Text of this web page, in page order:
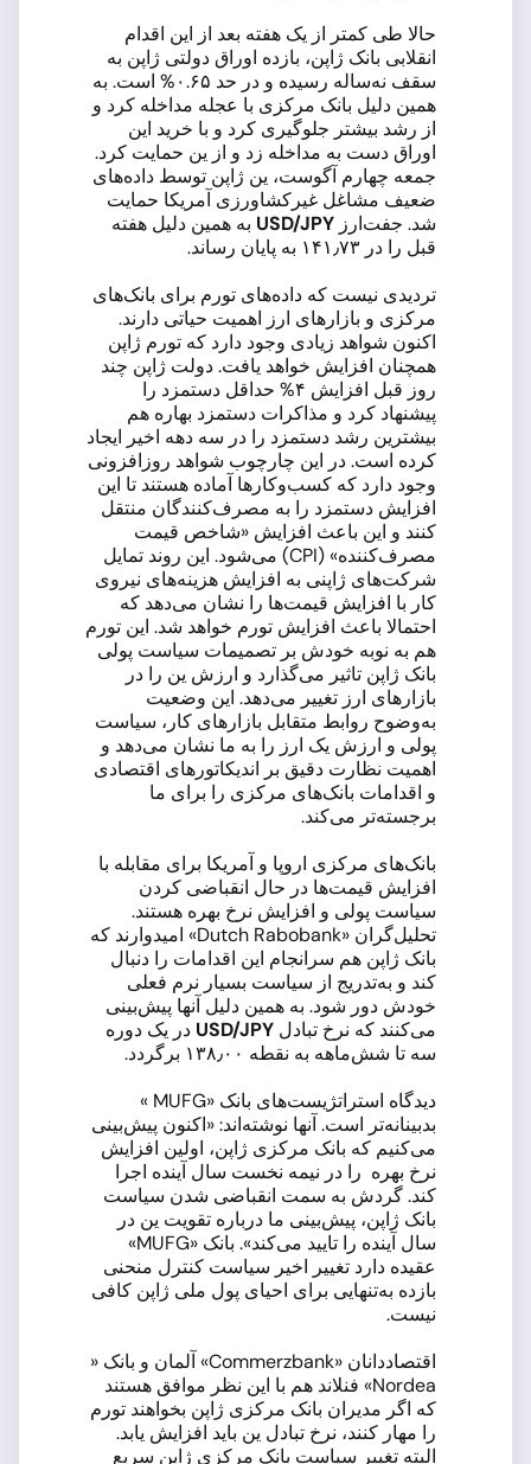
حالا طی کمتر از یک هفته بعد از این اقدام
انقلابی بانک ژاپن، بازده اوراق دولتی ژاپن به
سقف نه‌ساله رسیده و در حد ۰.۶۵% است. به
همین دلیل بانک مرکزی با عجله مداخله کرد و
از رشد بیشتر جلوگیری کرد و با خرید این
اوراق دست به مداخله زد و از ین حمایت کرد.
جمعه چهارم آگوست، ین ژاپن توسط داده‌های
ضعیف مشاغل غیرکشاورزی آمریکا حمایت
شد. جفت‌ارز USD/JPY به همین دلیل هفته
قبل را در ۱۴۱٫۷۳ به پایان رساند.
تردیدی نیست که داده‌های تورم برای بانک‌های
مرکزی و بازارهای ارز اهمیت حیاتی دارند.
اکنون شواهد زیادی وجود دارد که تورم ژاپن
همچنان افزایش خواهد یافت. دولت ژاپن چند
روز قبل افزایش ۴% حداقل دستمزد را
پیشنهاد کرد و مذاکرات دستمزد بهاره هم
بیشترین رشد دستمزد را در سه دهه اخیر ایجاد
کرده است. در این چارچوب شواهد روزافزونی
وجود دارد که کسب‌وکارها آماده هستند تا این
افزایش دستمزد را به مصرف‌کنندگان منتقل
کنند و این باعث افزایش «شاخص قیمت
مصرف‌کننده» (CPI) می‌شود. این روند تمایل
شرکت‌های ژاپنی به افزایش هزینه‌های نیروی
کار با افزایش قیمت‌ها را نشان می‌دهد که
احتمالا باعث افزایش تورم خواهد شد. این تورم
هم به نوبه خودش بر تصمیمات سیاست پولی
بانک ژاپن تاثیر می‌گذارد و ارزش ین را در
بازارهای ارز تغییر می‌دهد. این وضعیت
به‌وضوح روابط متقابل بازارهای کار، سیاست
پولی و ارزش یک ارز را به ما نشان می‌دهد و
اهمیت نظارت دقیق بر اندیکاتورهای اقتصادی
و اقدامات بانک‌های مرکزی را برای ما
برجسته‌تر می‌کند.
بانک‌های مرکزی اروپا و آمریکا برای مقابله با
افزایش قیمت‌ها در حال انقباضی کردن
سیاست پولی و افزایش نرخ بهره هستند.
تحلیل‌گران «Dutch Rabobank» امیدوارند که
بانک ژاپن هم سرانجام این اقدامات را دنبال
کند و به‌تدریج از سیاست بسیار نرم فعلی
خودش دور شود. به همین دلیل آنها پیش‌بینی
می‌کنند که نرخ تبادل USD/JPY در یک دوره
سه تا شش‌ماهه به نقطه ۱۳۸٫۰۰ برگردد.
دیدگاه استراتژیست‌های بانک «MUFG »
بدبینانه‌تر است. آنها نوشته‌اند: «اکنون پیش‌بینی
می‌کنیم که بانک مرکزی ژاپن، اولین افزایش
نرخ بهره را در نیمه نخست سال آینده اجرا
کند. گردش به سمت انقباضی شدن سیاست
بانک ژاپن، پیش‌بینی ما درباره تقویت ین در
سال آینده را تایید می‌کند». بانک «MUFG»
عقیده دارد تغییر اخیر سیاست کنترل منحنی
بازده به‌تنهایی برای احیای پول ملی ژاپن کافی
نیست.
اقتصاددانان «Commerzbank» آلمان و بانک «
Nordea» فنلاند هم با این نظر موافق هستند
که اگر مدیران بانک مرکزی ژاپن بخواهند تورم
را مهار کنند، نرخ تبادل ین باید افزایش یابد.
البته تغییر سیاست بانک مرکزی ژاپن سریع